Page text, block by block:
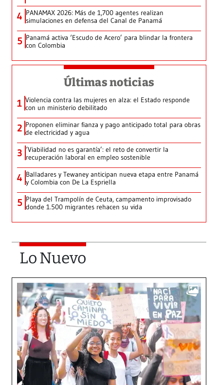
4 PANAMAX 2026: Más de 1,700 agentes realizan
simulaciones en defensa del Canal de Panamá
5 Panamá activa ‘Escudo de Acero’ para blindar la frontera
con Colombia
Últimas noticias
1 Violencia contra las mujeres en alza: el Estado responde
con un ministerio debilitado
2 Proponen eliminar fianza y pago anticipado total para obras
de electricidad y agua
3 ‘Viabilidad no es garantía’: el reto de convertir la
recuperación laboral en empleo sostenible
4 Balladares y Tewaney anticipan nueva etapa entre Panamá
y Colombia con De La Espriella
5 Playa del Trampolín de Ceuta, campamento improvisado
donde 1.500 migrantes rehacen su vida
Lo Nuevo